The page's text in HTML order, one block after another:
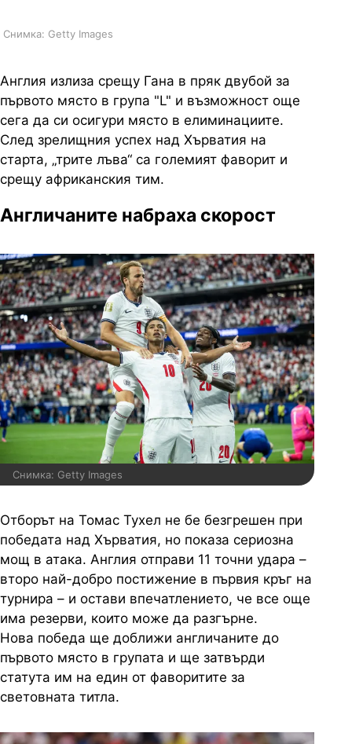
Снимка: Getty Images
Англия излиза срещу Гана в пряк двубой за
първото място в група "L" и възможност още
сега да си осигури място в елиминациите.
След зрелищния успех над Хърватия на
старта, „трите лъва“ са големият фаворит и
срещу африканския тим.
Англичаните набраха скорост
Снимка: Getty Images
Отборът на Томас Тухел не бе безгрешен при
победата над Хърватия, но показа сериозна
мощ в атака. Англия отправи 11 точни удара –
второ най-добро постижение в първия кръг на
турнира – и остави впечатлението, че все още
има резерви, които може да разгърне.
Нова победа ще доближи англичаните до
първото място в групата и ще затвърди
статута им на един от фаворитите за
световната титла.